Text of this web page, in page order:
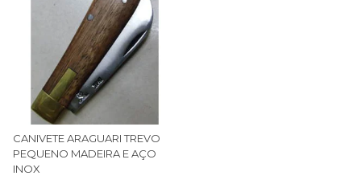
CANIVETE ARAGUARI TREVO
PEQUENO MADEIRA E AÇO
INOX